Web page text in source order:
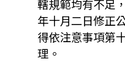
轄規範均有不足
年十月二日修正
得依注意事項第
理。